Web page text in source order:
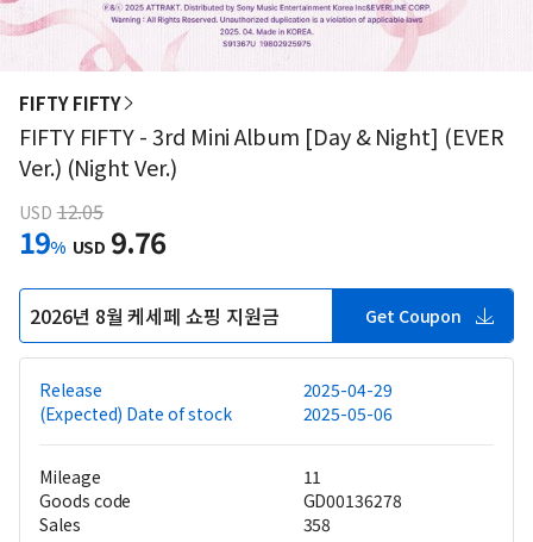
FIFTY FIFTY
FIFTY FIFTY - 3rd Mini Album [Day & Night] (EVER
Ver.) (Night Ver.)
USD 12.05
19% USD 9.76
2026년 8월 케세페 쇼핑 지원금 Get Coupon
Release
2025-04-29
(Expected) Date of stock
2025-05-06
Mileage
11
Goods code
GD00136278
Sales
358